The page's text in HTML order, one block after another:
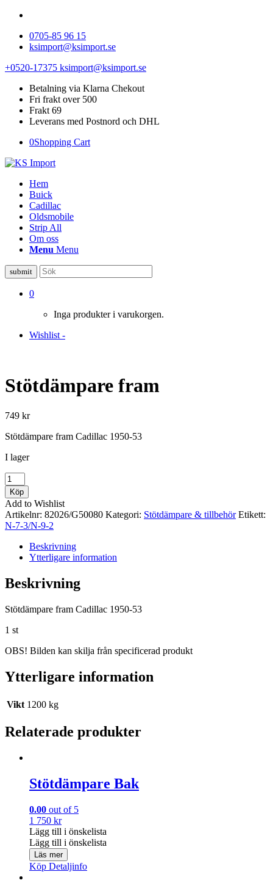
0705-85 96 15
ksimport@ksimport.se
+0520-17375 ksimport@ksimport.se
Betalning via Klarna Chekout
Fri frakt over 500
Frakt 69
Leverans med Postnord och DHL
0Shopping Cart
Hem
Buick
Cadillac
Oldsmobile
Strip All
Om oss
Menu Menu
0
Inga produkter i varukorgen.
Wishlist -
Stötdämpare fram
749 kr
Stötdämpare fram Cadillac 1950-53
I lager
Stötdämpare
fram
mängd
Köp
Add to Wishlist
Artikelnr: 82026/G50080 Kategori: Stötdämpare & tillbehör Etikett:
N-7-3/N-9-2
Beskrivning
Ytterligare information
Beskrivning
Stötdämpare fram Cadillac 1950-53
1 st
OBS! Bilden kan skilja från specificerad produkt
Ytterligare information
Vikt 1200 kg
Relaterade produkter
Stötdämpare Bak
0.00 out of 5
1 750 kr
Lägg till i önskelista
Lägg till i önskelista
Läs mer
Köp Detaljinfo